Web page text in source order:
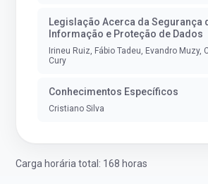
Legislação Acerca da Segurança
Informação e Proteção de Dados
Irineu Ruiz, Fábio Tadeu, Evandro Muzy,
Cury
Conhecimentos Específicos
Cristiano Silva
Carga horária total: 168 horas